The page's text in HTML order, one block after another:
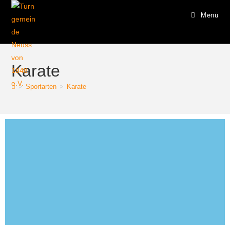
Menü
Karate
> Sportarten > Karate